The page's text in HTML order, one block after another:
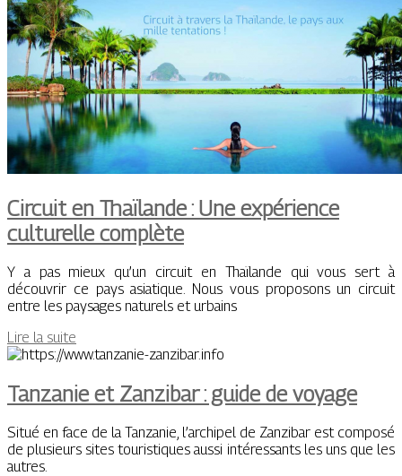
Circuit en Thaïlande : Une expérience
culturelle complète
Y a pas mieux qu’un circuit en Thaïlande qui vous sert à
découvrir ce pays asiatique. Nous vous proposons un circuit
entre les paysages naturels et urbains
Lire la suite
Tanzanie et Zanzibar : guide de voyage
Situé en face de la Tanzanie, l’archipel de Zanzibar est composé
de plusieurs sites touristiques aussi intéressants les uns que les
autres.